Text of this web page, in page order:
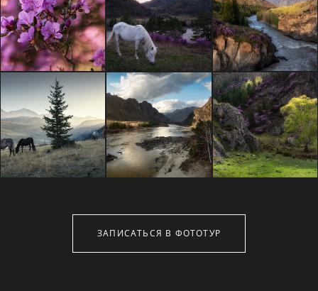
ЗАПИСАТЬСЯ В ФОТОТУР